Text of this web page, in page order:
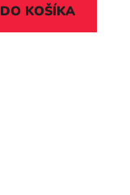
DO KOŠÍKA